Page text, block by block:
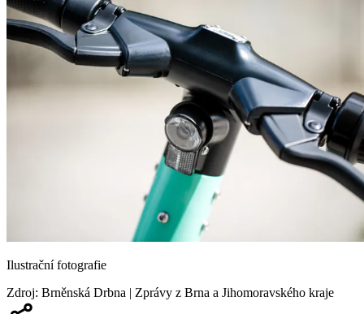
Ilustrační fotografie
Zdroj: Brněnská Drbna | Zprávy z Brna a Jihomoravského kraje